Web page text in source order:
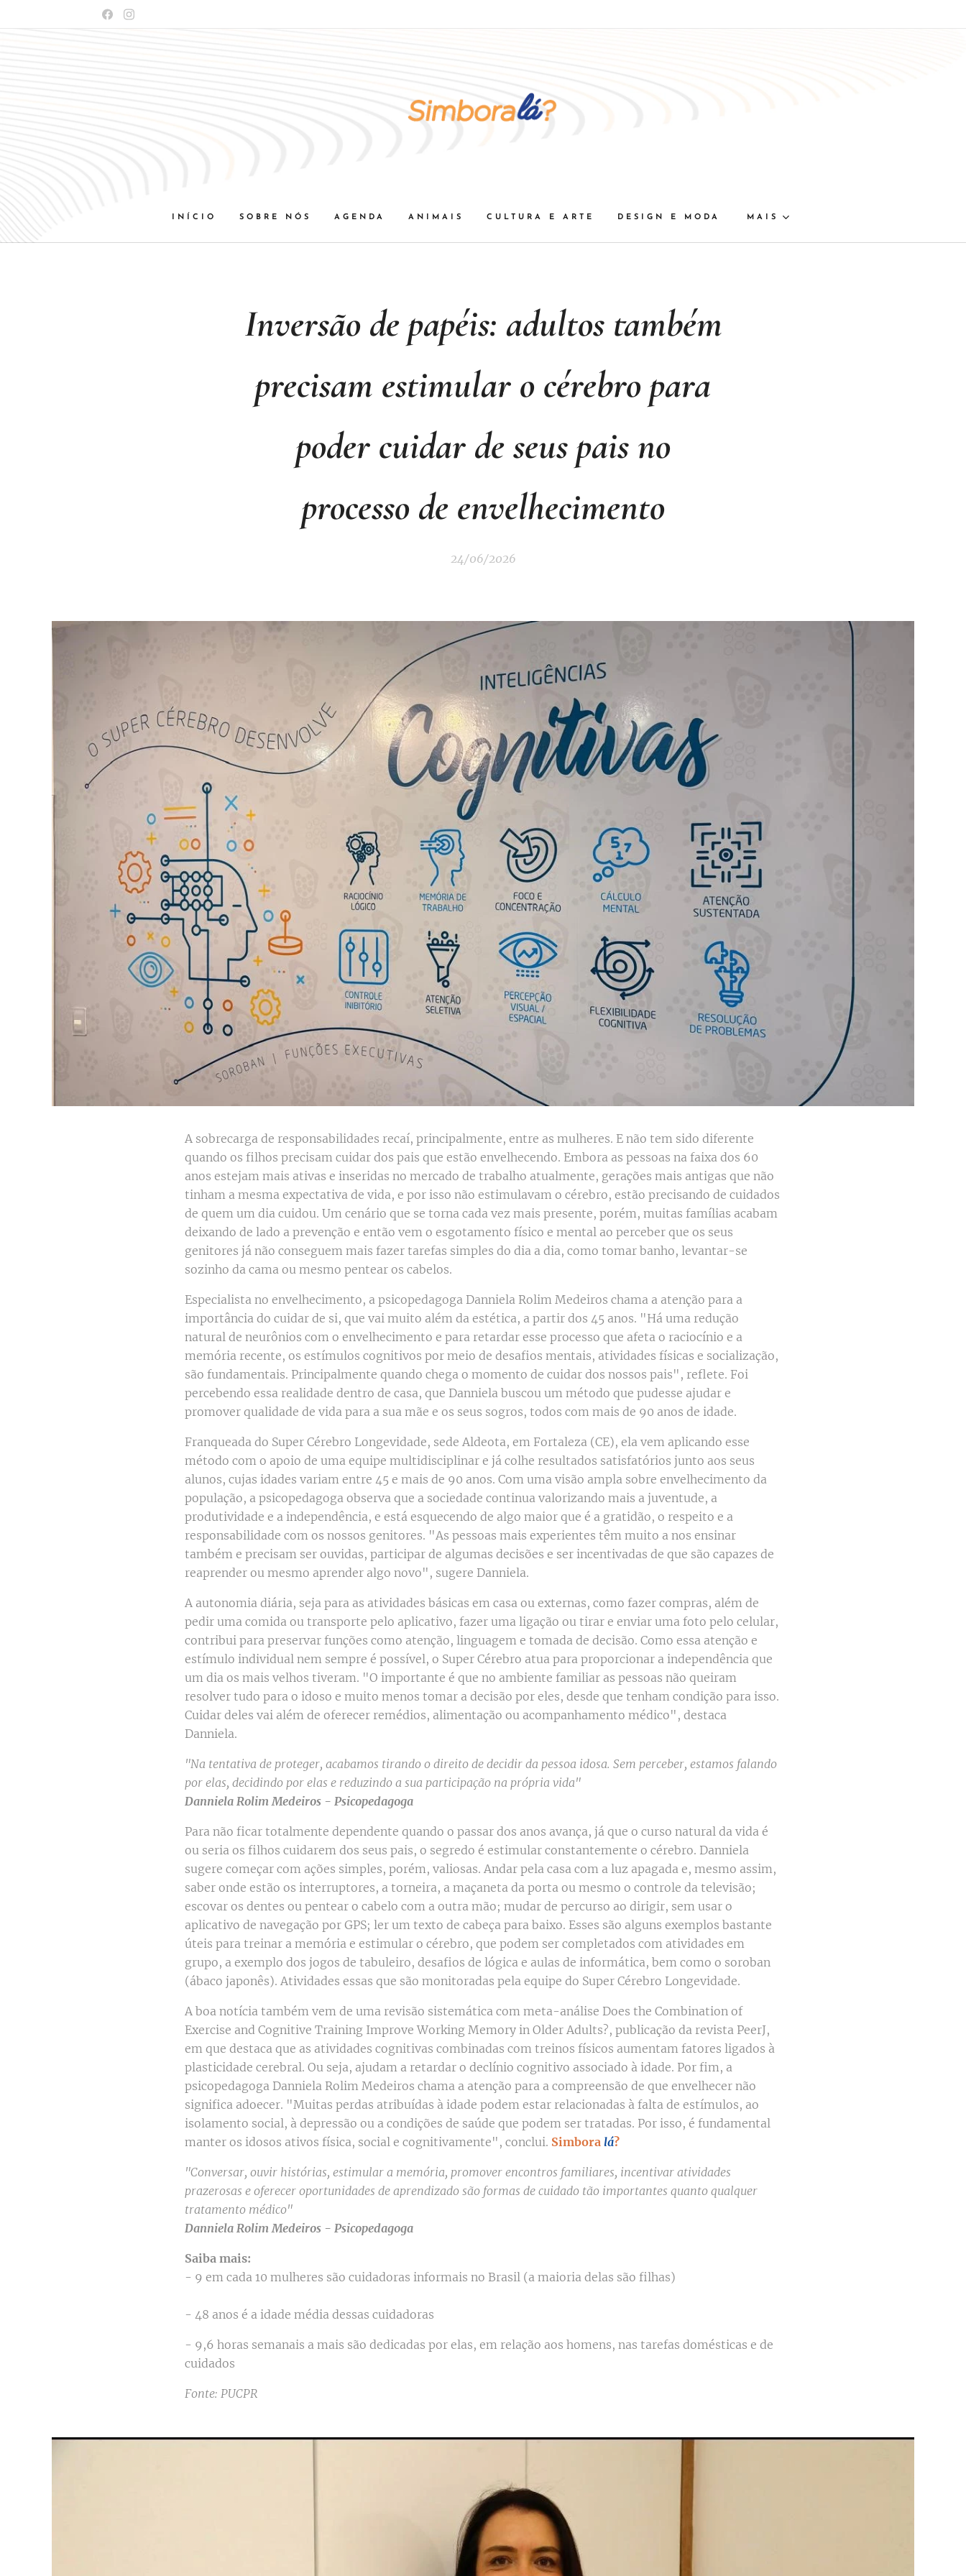
INÍCIO SOBRE NÓS AGENDA ANIMAIS CULTURA E ARTE DESIGN E MODA MAIS
Inversão de papéis: adultos também
precisam estimular o cérebro para
poder cuidar de seus pais no
processo de envelhecimento
24/06/2026
A sobrecarga de responsabilidades recaí, principalmente, entre as mulheres. E não tem sido diferente
quando os filhos precisam cuidar dos pais que estão envelhecendo. Embora as pessoas na faixa dos 60
anos estejam mais ativas e inseridas no mercado de trabalho atualmente, gerações mais antigas que não
tinham a mesma expectativa de vida, e por isso não estimulavam o cérebro, estão precisando de cuidados
de quem um dia cuidou. Um cenário que se torna cada vez mais presente, porém, muitas famílias acabam
deixando de lado a prevenção e então vem o esgotamento físico e mental ao perceber que os seus
genitores já não conseguem mais fazer tarefas simples do dia a dia, como tomar banho, levantar-se
sozinho da cama ou mesmo pentear os cabelos.
Especialista no envelhecimento, a psicopedagoga Danniela Rolim Medeiros chama a atenção para a
importância do cuidar de si, que vai muito além da estética, a partir dos 45 anos. "Há uma redução
natural de neurônios com o envelhecimento e para retardar esse processo que afeta o raciocínio e a
memória recente, os estímulos cognitivos por meio de desafios mentais, atividades físicas e socialização,
são fundamentais. Principalmente quando chega o momento de cuidar dos nossos pais", reflete. Foi
percebendo essa realidade dentro de casa, que Danniela buscou um método que pudesse ajudar e
promover qualidade de vida para a sua mãe e os seus sogros, todos com mais de 90 anos de idade.
Franqueada do Super Cérebro Longevidade, sede Aldeota, em Fortaleza (CE), ela vem aplicando esse
método com o apoio de uma equipe multidisciplinar e já colhe resultados satisfatórios junto aos seus
alunos, cujas idades variam entre 45 e mais de 90 anos. Com uma visão ampla sobre envelhecimento da
população, a psicopedagoga observa que a sociedade continua valorizando mais a juventude, a
produtividade e a independência, e está esquecendo de algo maior que é a gratidão, o respeito e a
responsabilidade com os nossos genitores. "As pessoas mais experientes têm muito a nos ensinar
também e precisam ser ouvidas, participar de algumas decisões e ser incentivadas de que são capazes de
reaprender ou mesmo aprender algo novo", sugere Danniela.
A autonomia diária, seja para as atividades básicas em casa ou externas, como fazer compras, além de
pedir uma comida ou transporte pelo aplicativo, fazer uma ligação ou tirar e enviar uma foto pelo celular,
contribui para preservar funções como atenção, linguagem e tomada de decisão. Como essa atenção e
estímulo individual nem sempre é possível, o Super Cérebro atua para proporcionar a independência que
um dia os mais velhos tiveram. "O importante é que no ambiente familiar as pessoas não queiram
resolver tudo para o idoso e muito menos tomar a decisão por eles, desde que tenham condição para isso.
Cuidar deles vai além de oferecer remédios, alimentação ou acompanhamento médico", destaca
Danniela.
"Na tentativa de proteger, acabamos tirando o direito de decidir da pessoa idosa. Sem perceber, estamos falando
por elas, decidindo por elas e reduzindo a sua participação na própria vida"
Danniela Rolim Medeiros - Psicopedagoga
Para não ficar totalmente dependente quando o passar dos anos avança, já que o curso natural da vida é
ou seria os filhos cuidarem dos seus pais, o segredo é estimular constantemente o cérebro. Danniela
sugere começar com ações simples, porém, valiosas. Andar pela casa com a luz apagada e, mesmo assim,
saber onde estão os interruptores, a torneira, a maçaneta da porta ou mesmo o controle da televisão;
escovar os dentes ou pentear o cabelo com a outra mão; mudar de percurso ao dirigir, sem usar o
aplicativo de navegação por GPS; ler um texto de cabeça para baixo. Esses são alguns exemplos bastante
úteis para treinar a memória e estimular o cérebro, que podem ser completados com atividades em
grupo, a exemplo dos jogos de tabuleiro, desafios de lógica e aulas de informática, bem como o soroban
(ábaco japonês). Atividades essas que são monitoradas pela equipe do Super Cérebro Longevidade.
A boa notícia também vem de uma revisão sistemática com meta-análise Does the Combination of
Exercise and Cognitive Training Improve Working Memory in Older Adults?, publicação da revista PeerJ,
em que destaca que as atividades cognitivas combinadas com treinos físicos aumentam fatores ligados à
plasticidade cerebral. Ou seja, ajudam a retardar o declínio cognitivo associado à idade. Por fim, a
psicopedagoga Danniela Rolim Medeiros chama a atenção para a compreensão de que envelhecer não
significa adoecer. "Muitas perdas atribuídas à idade podem estar relacionadas à falta de estímulos, ao
isolamento social, à depressão ou a condições de saúde que podem ser tratadas. Por isso, é fundamental
manter os idosos ativos física, social e cognitivamente", conclui. Simbora lá?
"Conversar, ouvir histórias, estimular a memória, promover encontros familiares, incentivar atividades
prazerosas e oferecer oportunidades de aprendizado são formas de cuidado tão importantes quanto qualquer
tratamento médico"
Danniela Rolim Medeiros - Psicopedagoga
Saiba mais:
- 9 em cada 10 mulheres são cuidadoras informais no Brasil (a maioria delas são filhas)
- 48 anos é a idade média dessas cuidadoras
- 9,6 horas semanais a mais são dedicadas por elas, em relação aos homens, nas tarefas domésticas e de
cuidados
Fonte: PUCPR